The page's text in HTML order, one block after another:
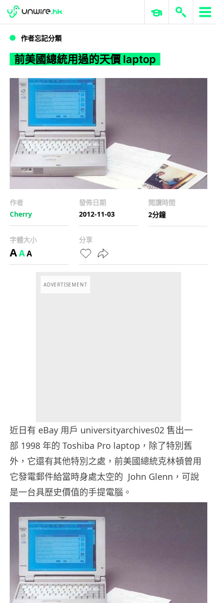
前美國總統用過的天價 laptop
WWDC 2026 ERP 與商業 AI
作者忘記分類
前美國總統用過的天價 laptop
作者
Cherry
發佈日期
2012-11-03
閱讀時間
2分鐘
字體大小
AAA
分享
ADVERTISEMENT
近日有 eBay 用戶 universityarchives02 售出一
部 1998 年的 Toshiba Pro laptop，除了特別舊
外，它還有其他特別之處，前美國總統克林頓曾用
它發電郵件給當時身處太空的 John Glenn，可說
是一台具歷史價值的手提電腦。